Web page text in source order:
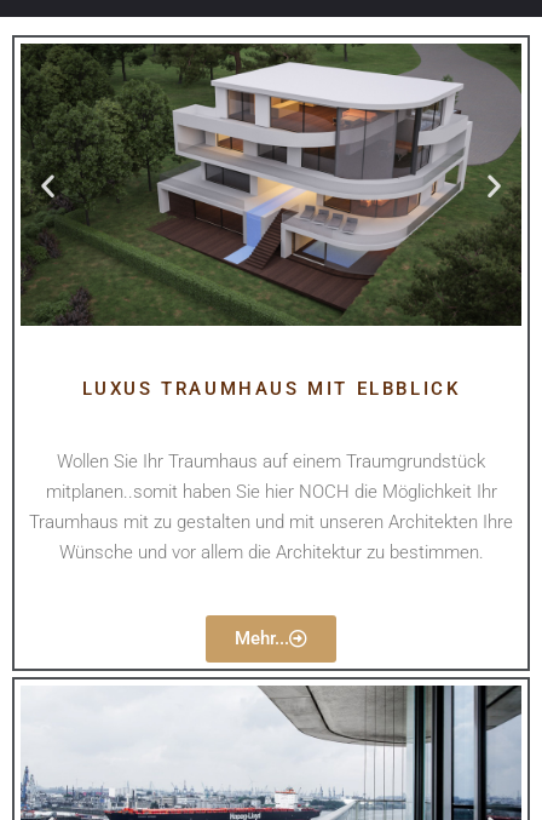
LUXUS TRAUMHAUS MIT ELBBLICK
Wollen Sie Ihr Traumhaus auf einem Traumgrundstück
mitplanen..somit haben Sie hier NOCH die Möglichkeit Ihr
Traumhaus mit zu gestalten und mit unseren Architekten Ihre
Wünsche und vor allem die Architektur zu bestimmen.
Mehr...